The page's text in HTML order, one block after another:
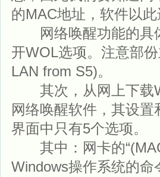
的MAC地址，软件以此
网络唤醒功能的具
开WOL选项。注意部
LAN from S5)。
其次，从网上下载
网络唤醒软件，其设
界面中只有5个选项。
其中：网卡的“(MAC
Windows操作系统的命